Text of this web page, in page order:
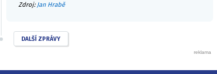
Zdroj: Jan Hrabě
DALŠÍ ZPRÁVY